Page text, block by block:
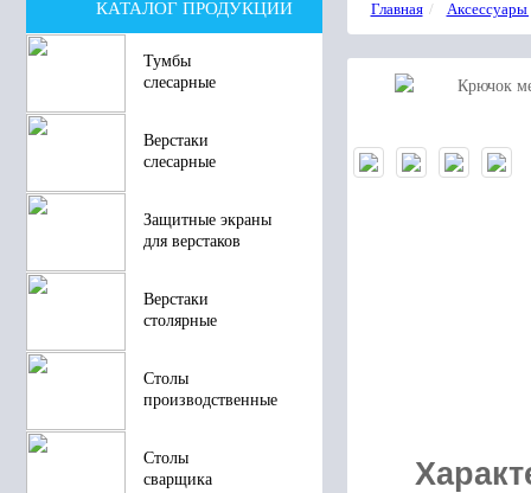
КАТАЛОГ ПРОДУКЦИИ
Тумбы
слесарные
Верстаки
слесарные
Защитные экраны
для верстаков
Верстаки
столярные
Столы
производственные
Столы
сварщика
Главная Аксессуары